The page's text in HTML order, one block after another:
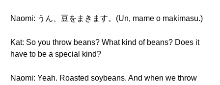
Naomi: うん、豆をまきます。(Un, mame o makimasu.)
Kat: So you throw beans? What kind of beans? Does it
have to be a special kind?
Naomi: Yeah. Roasted soybeans. And when we throw